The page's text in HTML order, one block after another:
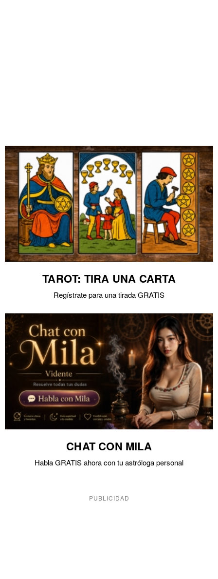
TAROT: TIRA UNA CARTA
Regístrate para una tirada GRATIS
CHAT CON MILA
Habla GRATIS ahora con tu astróloga personal